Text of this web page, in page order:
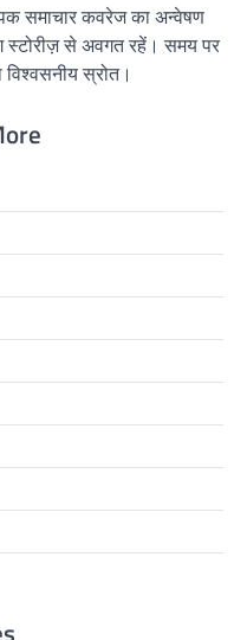
समाचार कवरेज का अन्वेषण
से अवगत रहें। समय पर
स्रोत।